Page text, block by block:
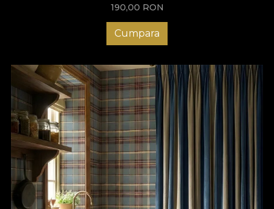
190,00 RON
Cumpara